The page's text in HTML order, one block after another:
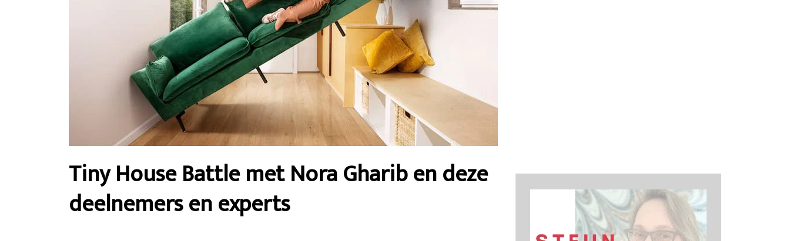
Tiny House Battle met Nora Gharib en deze
deelnemers en experts